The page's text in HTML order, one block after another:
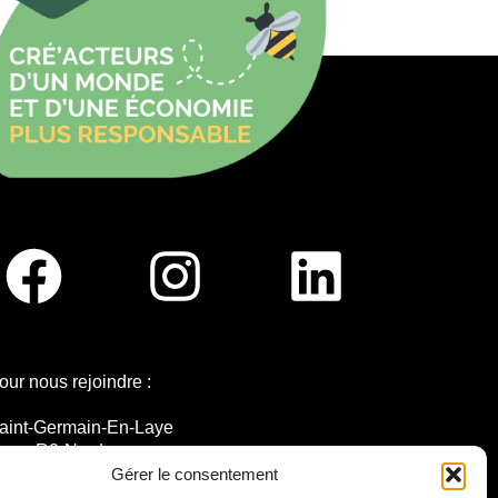
Gérer le consentement
nous rejoindre :
Germain-En-Laye
R2-Nord